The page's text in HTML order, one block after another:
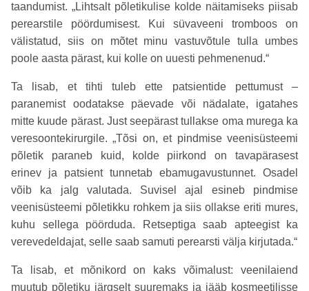
taandumist. „Lihtsalt põletikulise kolde näitamiseks piisab
perearstile pöördumisest. Kui süvaveeni tromboos on
välistatud, siis on mõtet minu vastuvõtule tulla umbes
poole aasta pärast, kui kolle on uuesti pehmenenud.“
Ta lisab, et tihti tuleb ette patsientide pettumust –
paranemist oodatakse päevade või nädalate, igatahes
mitte kuude pärast. Just seepärast tullakse oma murega ka
veresoontekirurgile. „Tõsi on, et pindmise veenisüsteemi
põletik paraneb kuid, kolde piirkond on tavapärasest
erinev ja patsient tunnetab ebamugavustunnet. Osadel
võib ka jalg valutada. Suvisel ajal esineb pindmise
veenisüsteemi põletikku rohkem ja siis ollakse eriti mures,
kuhu sellega pöörduda. Retseptiga saab apteegist ka
verevedeldajat, selle saab samuti perearsti välja kirjutada.“
Ta lisab, et mõnikord on kaks võimalust: veenilaiend
muutub põletiku järgselt suuremaks ja jääb kosmeetilisse